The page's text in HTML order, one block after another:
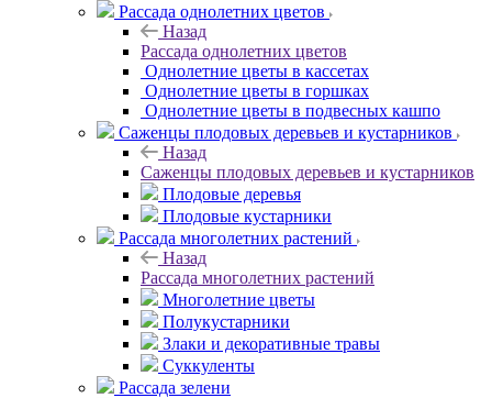
Рассада однолетних цветов
Назад
Рассада однолетних цветов
Однолетние цветы в кассетах
Однолетние цветы в горшках
Однолетние цветы в подвесных кашпо
Саженцы плодовых деревьев и кустарников
Назад
Саженцы плодовых деревьев и кустарников
Плодовые деревья
Плодовые кустарники
Рассада многолетних растений
Назад
Рассада многолетних растений
Многолетние цветы
Полукустарники
Злаки и декоративные травы
Суккуленты
Рассада зелени